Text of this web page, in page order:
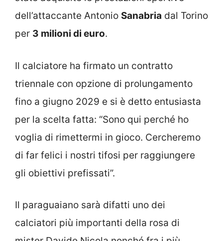
dell’attaccante Antonio Sanabria dal Torino
per 3 milioni di euro.
Il calciatore ha firmato un contratto
triennale con opzione di prolungamento
fino a giugno 2029 e si è detto entusiasta
per la scelta fatta: “Sono qui perché ho
voglia di rimettermi in gioco. Cercheremo
di far felici i nostri tifosi per raggiungere
gli obiettivi prefissati”.
Il paraguaiano sarà difatti uno dei
calciatori più importanti della rosa di